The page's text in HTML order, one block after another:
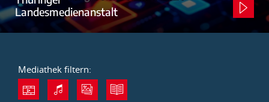
Landesmedienanstalt
Mediathek filtern: